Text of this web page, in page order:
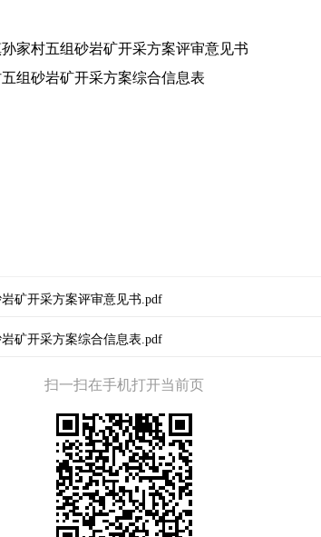
家村五组砂岩矿开采方案评审意见书
组砂岩矿开采方案综合信息表
矿开采方案评审意见书.pdf
矿开采方案综合信息表.pdf
扫一扫在手机打开当前页